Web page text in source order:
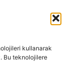
kullanarak
Bu teknolojilere